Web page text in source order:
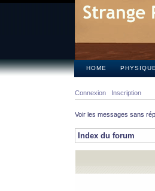
HOME PHYSIQUE
Connexion Inscription
Voir les messages sans
Index du forum